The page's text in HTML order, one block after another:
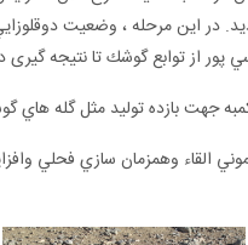
پروژه زیر از تاريخ 18/11/91 آغاز گرديد. در اين
از توابع گوشك تا نتیجه
القاء وهمزمان سازي فحلي